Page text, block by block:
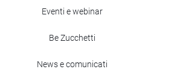
Eventi e webinar
Be Zucchetti
News e comunicati